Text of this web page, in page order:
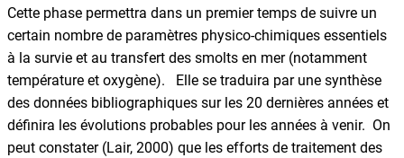
Cette phase permettra dans un premier temps de suivre un
certain nombre de paramètres physico-chimiques essentiels
à la survie et au transfert des smolts en mer (notamment
température et oxygène). Elle se traduira par une synthèse
des données bibliographiques sur les 20 dernières années et
définira les évolutions probables pour les années à venir. On
peut constater (Lair, 2000) que les efforts de traitement des